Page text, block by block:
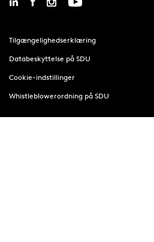
Tilgængelighedserklæring
Databeskyttelse på SDU
Cookie-indstillinger
Whistleblowerordning på SDU